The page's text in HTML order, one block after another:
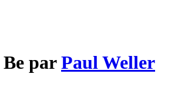
parPaul Weller